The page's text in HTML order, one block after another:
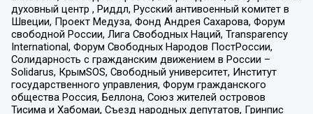
духовный центр , Риддл, Русский антивоенный комитет в
Швеции, Проект Медуза, Фонд Андрея Сахарова, Форум
свободной России, Лига Свободных Наций, Transparеncy
International, Форум Свободных Народов ПостРоссии,
Солидарность с гражданским движением в России –
Solidarus, КрымSOS, Свободный университет, Институт
государственного управления, Форум гражданского
общества Россия, Беллона, Союз жителей островов
Тисима и Хабомаи, Съезд народных депутатов, Гринпис